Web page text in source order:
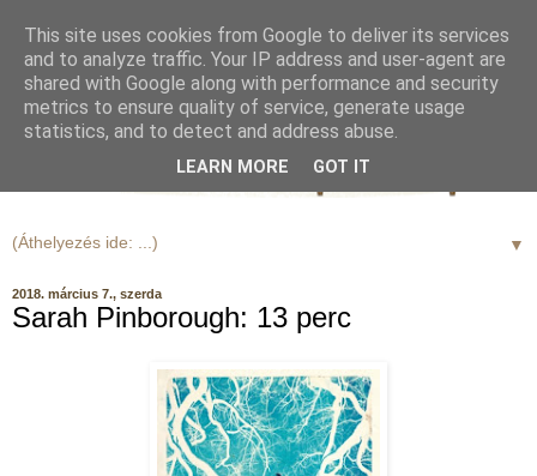
▼
2018. március 7., szerda
Sarah Pinborough: 13 perc
This site uses cookies from Google to deliver its services
and to analyze traffic. Your IP address and user-agent are
shared with Google along with performance and security
metrics to ensure quality of service, generate usage
statistics, and to detect and address abuse.
LEARN MORE GOT IT